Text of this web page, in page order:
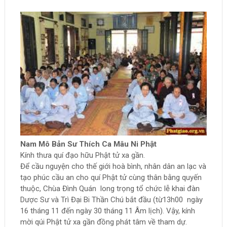
Nam Mô Bản Sư Thích Ca Mâu Ni Phật
Kính thưa quí đạo hữu Phật tử xa gần.
Để cầu nguyện cho thế giới hoà bình, nhân dân an lạc và
tạo phúc cầu an cho quí Phật tử cùng thân bằng quyến
thuộc, Chùa Đình Quán long trọng tổ chức lễ khai đàn
Dược Sư và Trì Đại Bi Thần Chú bắt đầu (từ13h00 ngày
16 tháng 11 đến ngày 30 tháng 11 Âm lịch). Vậy, kính
mời qúi Phật tử xa gần đồng phát tâm về tham dự.